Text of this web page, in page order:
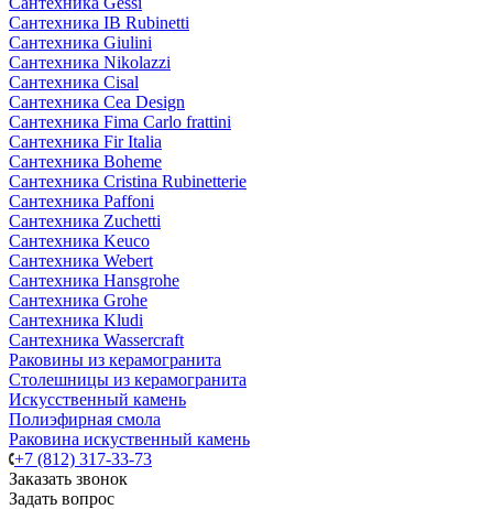
Сантехника IB Rubinetti
Сантехника Giulini
Сантехника Nikolazzi
Сантехника Cisal
Сантехника Cea Design
Сантехника Fima Carlo frattini
Сантехника Fir Italia
Сантехника Boheme
Сантехника Cristina Rubinetterie
Сантехника Paffoni
Сантехника Zuchetti
Сантехника Keuco
Сантехника Webert
Сантехника Hansgrohe
Сантехника Grohe
Сантехника Kludi
Сантехника Wassercraft
Раковины из керамогранита
Столешницы из керамогранита
Искусственный камень
Полиэфирная смола
Раковина искуственный камень
+7 (812) 317-33-73
Заказать звонок
Задать вопрос